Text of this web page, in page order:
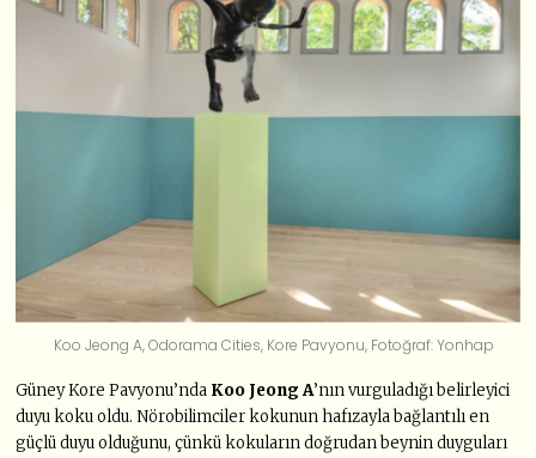
Koo Jeong A, Odorama Cities, Kore Pavyonu, Fotoğraf: Yonhap
Güney Kore Pavyonu’nda Koo Jeong A’nın vurguladığı belirleyici
duyu koku oldu. Nörobilimciler kokunun hafızayla bağlantılı en
güçlü duyu olduğunu, çünkü kokuların doğrudan beynin duyguları